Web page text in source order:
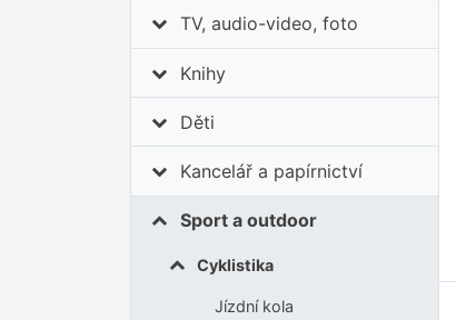
TV, audio-video, foto
Knihy
Děti
Kancelář a papírnictví
Sport a outdoor
Cyklistika
Jízdní kola